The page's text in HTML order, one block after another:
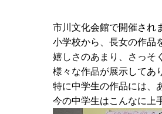
市川文化会館で開催され
小学校から、長女の作品
嬉しさのあまり、さっそ
様々な作品が展示してあ
特に中学生の作品には、
今の中学生はこんなに